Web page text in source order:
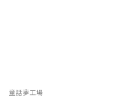
童話夢工場